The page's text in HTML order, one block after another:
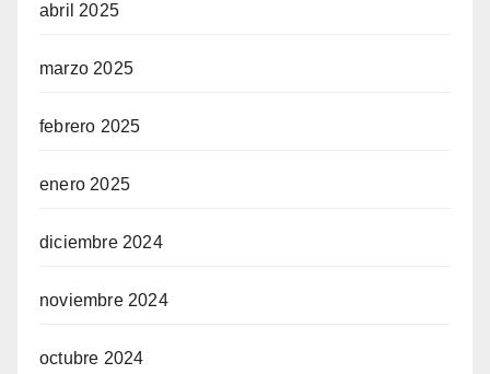
abril 2025
marzo 2025
febrero 2025
enero 2025
diciembre 2024
noviembre 2024
octubre 2024